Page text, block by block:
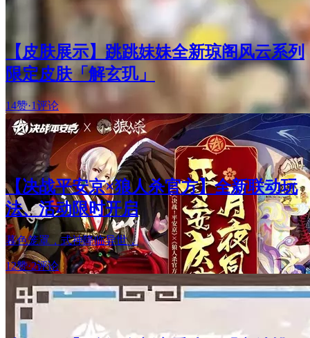
【皮肤展示】跳跳妹妹全新琼阁风云系列
限定皮肤「解玄玑」
14赞·1评论
【决战平安京×狼人杀官方】全新联动玩
法、活动限时开启
暮色笼罩，式神降临异世，
12赞·2评论